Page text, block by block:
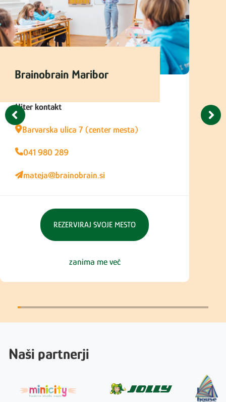
Brainobrain Maribor
Hiter kontakt
Barvarska ulica 7 (center mesta)
041 980 289
mateja@brainobrain.si
REZERVIRAJ SVOJE MESTO
zanima me več
Naši partnerji